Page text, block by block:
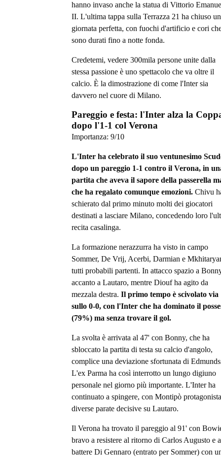
hanno invaso anche la statua di Vittorio
II. L'ultima tappa sulla Terrazza 21 ha chiuso
giornata perfetta, con fuochi d'artificio e cori
sono durati fino a notte fonda.
Credetemi, vedere 300mila persone unite dalla
stessa passione è uno spettacolo che va oltre il
calcio. È la dimostrazione di come l'Inter sia
davvero nel cuore di Milano.
Pareggio e festa: l'Inter alza la
dopo l'1-1 col Verona
Importanza: 9/10
L'Inter ha celebrato il suo ventunesimo
dopo un pareggio 1-1 contro il Verona, in
partita che aveva il sapore della passerella
che ha regalato comunque emozioni. Chivu
schierato dal primo minuto molti dei giocatori
destinati a lasciare Milano, concedendo loro
recita casalinga.
La formazione nerazzurra ha visto in campo
Sommer, De Vrij, Acerbi, Darmian e
tutti probabili partenti. In attacco spazio a
accanto a Lautaro, mentre Diouf ha agito da
mezzala destra. Il primo tempo è scivolato via
sullo 0-0, con l'Inter che ha dominato il
(79%) ma senza trovare il gol.
La svolta è arrivata al 47' con Bonny, che ha
sbloccato la partita di testa su calcio d'angolo,
complice una deviazione sfortunata di
L'ex Parma ha così interrotto un lungo digiuno
personale nel giorno più importante. L'Inter ha
continuato a spingere, con Montipò
diverse parate decisive su Lautaro.
Il Verona ha trovato il pareggio al 91' con
bravo a resistere al ritorno di Carlos Augusto e a
battere Di Gennaro (entrato per Sommer) con